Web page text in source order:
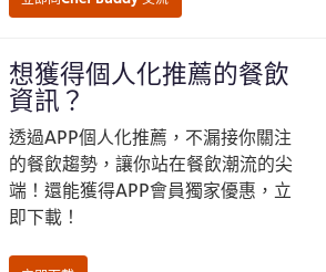
想獲得個人化推薦的餐飲
資訊？
透過APP個人化推薦，不漏接你關注
的餐飲趨勢，讓你站在餐飲潮流的尖
端！還能獲得APP會員獨家優惠，立
即下載！